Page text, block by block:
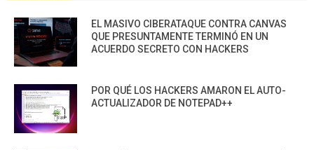
EL MASIVO CIBERATAQUE CONTRA CANVAS
QUE PRESUNTAMENTE TERMINÓ EN UN
ACUERDO SECRETO CON HACKERS
POR QUÉ LOS HACKERS AMARON EL AUTO-
ACTUALIZADOR DE NOTEPAD++